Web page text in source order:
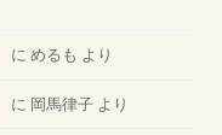
に めるも より
に 岡馬律子 より